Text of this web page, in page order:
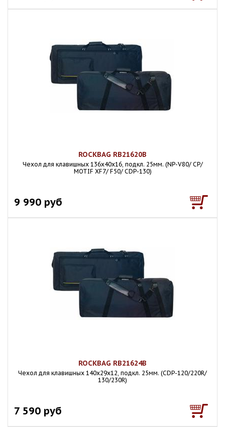
ROCKBAG RB21620B
Чехол для клавишных 136х40х16, подкл. 25мм. (NP-V80/ CP/
MOTIF XF7/ F50/ CDP-130)
9 990 руб
ROCKBAG RB21624B
Чехол для клавишных 140х29х12, подкл. 25мм. (CDP-120/220R/
130/230R)
7 590 руб